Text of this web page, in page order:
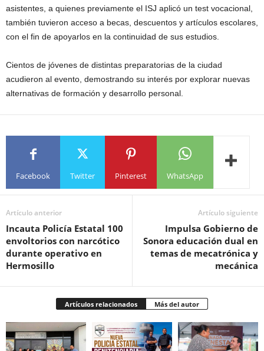
asistentes, a quienes previamente el ISJ aplicó un test vocacional,
también tuvieron acceso a becas, descuentos y artículos escolares,
con el fin de apoyarlos en la continuidad de sus estudios.
Cientos de jóvenes de distintas preparatorias de la ciudad
acudieron al evento, demostrando su interés por explorar nuevas
alternativas de formación y desarrollo personal.
Facebook Twitter Pinterest WhatsApp
Artículo anterior
Incauta Policía Estatal 100
envoltorios con narcótico
durante operativo en
Hermosillo
Artículo siguiente
Impulsa Gobierno de
Sonora educación dual en
temas de mecatrónica y
mecánica
Artículos relacionados Más del autor